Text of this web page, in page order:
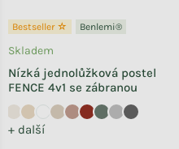
Bestseller ☆ Benlemi®
Nízká jednolůžková postel
FENCE 4v1 se zábranou
+ další
Skladem